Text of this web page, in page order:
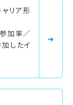
リア形
加率／
したイ